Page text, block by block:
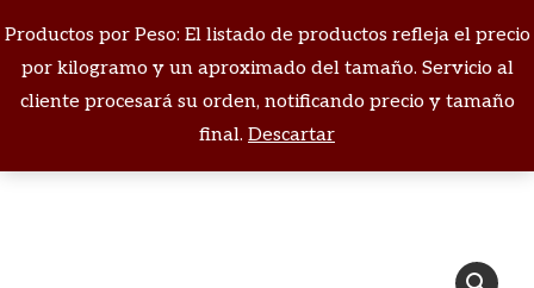
Productos por Peso: El listado de productos refleja el precio
por kilogramo y un aproximado del tamaño. Servicio al
cliente procesará su orden, notificando precio y tamaño
final. Descartar
Buscar:
Estás aquí: